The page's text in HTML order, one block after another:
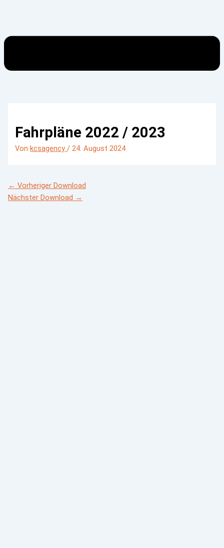
Fahrpläne 2022 / 2023
Vonkcsagency/24. August 2024
← Vorheriger Download
Nächster Download →